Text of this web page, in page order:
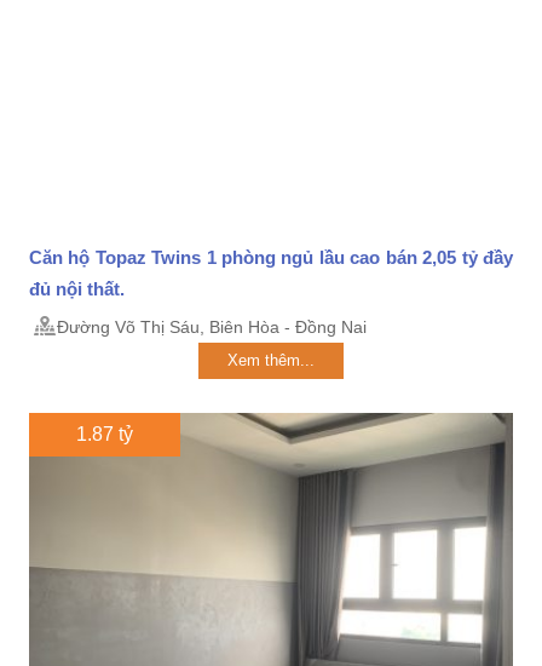
Căn hộ Topaz Twins 1 phòng ngủ lầu cao bán 2,05 tỷ đầy
đủ nội thất.
Đường Võ Thị Sáu, Biên Hòa - Đồng Nai
Xem thêm...
1.87 tỷ